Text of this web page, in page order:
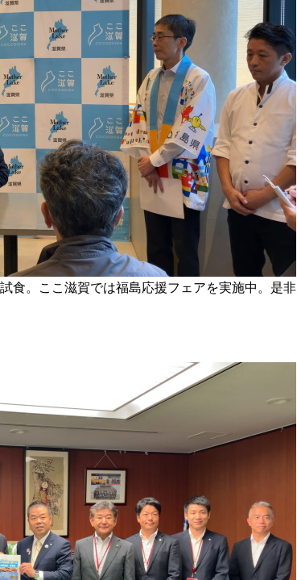
食。ここ滋賀では福島応援フェアを実施中。是非